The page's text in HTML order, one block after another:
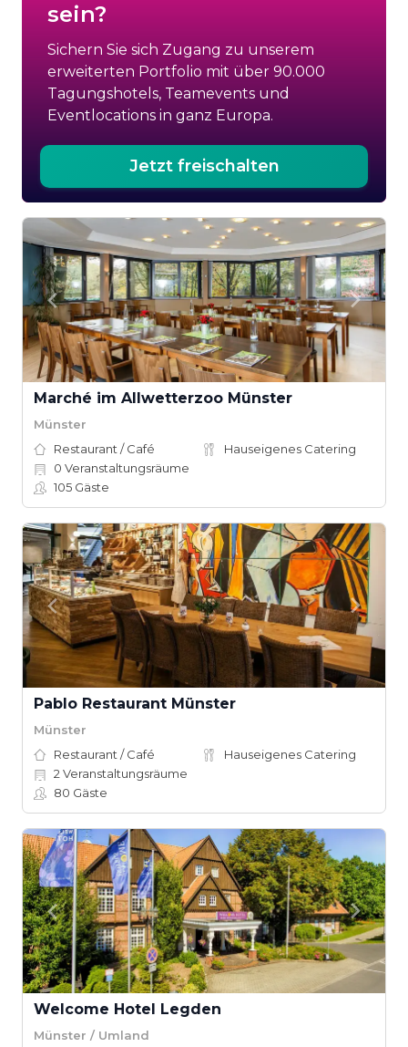
sein?
Sichern Sie sich Zugang zu unserem
erweiterten Portfolio mit über 90.000
Tagungshotels, Teamevents und
Eventlocations in ganz Europa.
Jetzt freischalten
Marché im Allwetterzoo Münster
Münster
Restaurant / Café
Hauseigenes Catering
0 Veranstaltungsräume
105 Gäste
Pablo Restaurant Münster
Münster
Restaurant / Café
Hauseigenes Catering
2 Veranstaltungsräume
80 Gäste
Welcome Hotel Legden
Münster / Umland